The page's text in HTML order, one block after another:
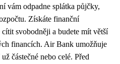
vám odpadne splátka půjčky,
Získáte finanční
svobodněji a budete mít větší
financích. Air Bank umožňuje
částečné nebo celé. Před